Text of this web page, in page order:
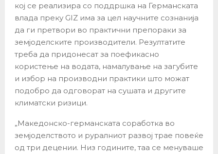
кој се реализира со поддршка на Германската
влада преку GIZ има за цел научните сознанија
да ги претвори во практични препораки за
земјоделските производители. Резултатите
треба да придонесат за поефикасно
користење на водата, намалување на загубите
и избор на производни практики што можат
подобро да одговорат на сушата и другите
климатски ризици.
„Македонско-германската соработка во
земјоделството и руралниот развој трае повеќе
од три децении. Низ годините, таа се менуваше